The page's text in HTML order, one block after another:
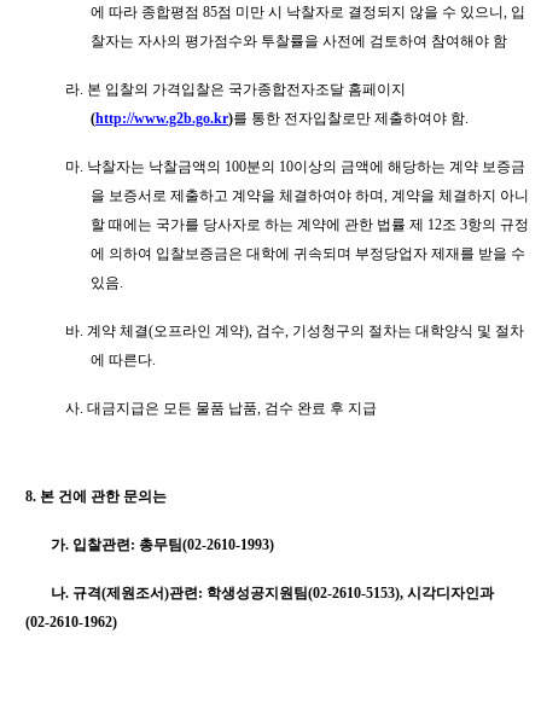
에 따라 종합평점 85점 미만 시 낙찰자로 결정되지 않을 수 있으니, 입
찰자는 자사의 평가점수와 투찰률을 사전에 검토하여 참여해야 함
라. 본 입찰의 가격입찰은 국가종합전자조달 홈페이지
(http://www.g2b.go.kr)를 통한 전자입찰로만 제출하여야 함.
마. 낙찰자는 낙찰금액의 100분의 10이상의 금액에 해당하는 계약 보증금
을 보증서로 제출하고 계약을 체결하여야 하며, 계약을 체결하지 아니
할 때에는 국가를 당사자로 하는 계약에 관한 법률 제 12조 3항의 규정
에 의하여 입찰보증금은 대학에 귀속되며 부정당업자 제재를 받을 수
있음.
바.계약 체결(오프라인 계약), 검수, 기성청구의 절차는 대학양식 및 절차
에 따른다.
사.대금지급은 모든 물품 납품, 검수 완료 후 지급
8. 본 건에 관한 문의는
가. 입찰관련: 총무팀(02-2610-1993)
나. 규격(제원조서)관련: 학생성공지원팀(02-2610-5153), 시각디자인과
(02-2610-1962)